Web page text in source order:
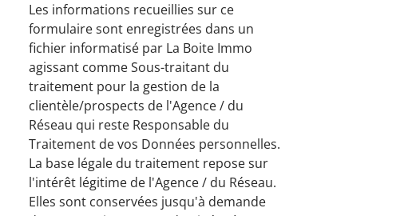
Les informations recueillies sur ce
formulaire sont enregistrées dans un
fichier informatisé par La Boite Immo
agissant comme Sous-traitant du
traitement pour la gestion de la
clientèle/prospects de l'Agence / du
Réseau qui reste Responsable du
Traitement de vos Données personnelles.
La base légale du traitement repose sur
l'intérêt légitime de l'Agence / du Réseau.
Elles sont conservées jusqu'à demande